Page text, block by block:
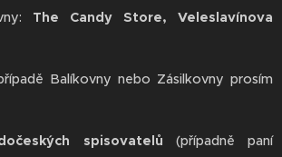
The Candy Store, Veleslavínova
Balíkovny nebo Zásilkovny prosím
spisovatelů (případně paní